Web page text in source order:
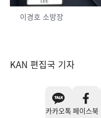
이경호 소방장
KAN 편집국 기자
카카오톡 페이스북